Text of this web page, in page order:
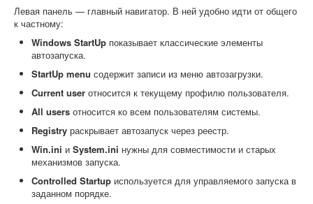
Левая панель — главный навигатор. В ней удобно идти от общего
к частному:
Windows StartUp показывает классические элементы
автозапуска.
StartUp menu содержит записи из меню автозагрузки.
Current user относится к текущему профилю пользователя.
All users относится ко всем пользователям системы.
Registry раскрывает автозапуск через реестр.
Win.ini и System.ini нужны для совместимости и старых
механизмов запуска.
Controlled Startup используется для управляемого запуска в
заданном порядке.